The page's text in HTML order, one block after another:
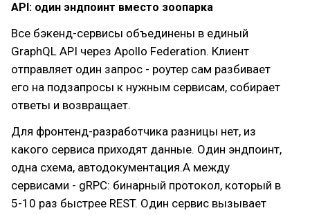
API: один эндпоинт вместо зоопарка
Все бэкенд-сервисы объединены в единый
GraphQL API через Apollo Federation. Клиент
отправляет один запрос - роутер сам разбивает
его на подзапросы к нужным сервисам, собирает
ответы и возвращает.
Для фронтенд-разработчика разницы нет, из
какого сервиса приходят данные. Один эндпоинт,
одна схема, автодокументация.А между
сервисами - gRPC: бинарный протокол, который в
5-10 раз быстрее REST. Один сервис вызывает